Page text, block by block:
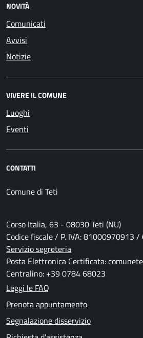
NOVITÀ
Comunicati
Avvisi
Notizie
VIVERE IL COMUNE
Luoghi
Eventi
CONTATTI
Comune di Teti
Corso Italia, 63 - 08030 Teti (NU)
Codice fiscale / P. IVA: 81000970913
Servizio segreteria
Posta Elettronica Certificata:
Centralino: +39 0784 68023
Leggi le FAQ
Prenota appuntamento
Segnalazione disservizio